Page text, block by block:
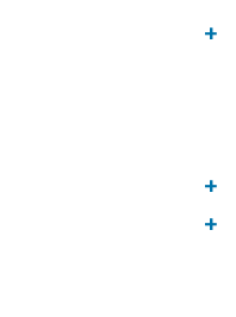
+
+
+